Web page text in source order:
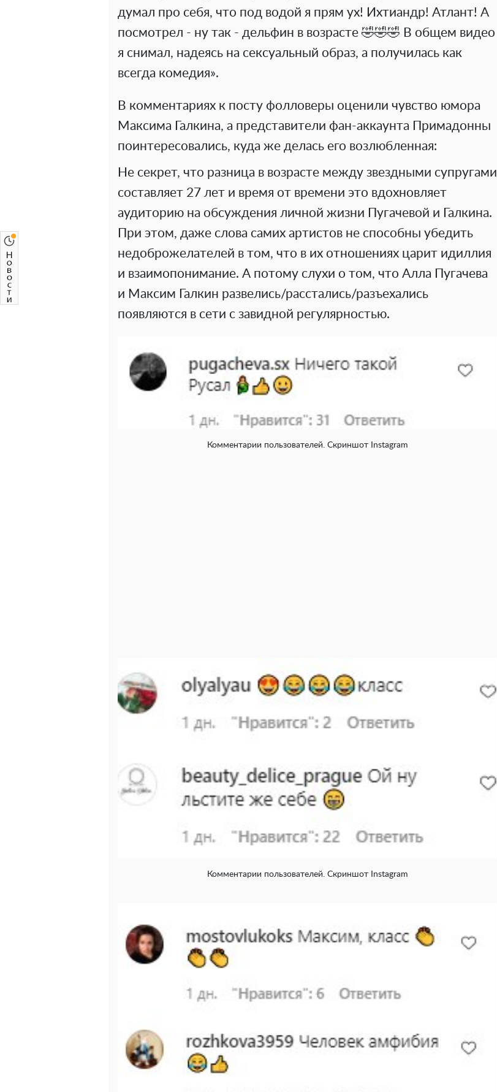
думал про себя, что под водой я прям ух! Ихтиандр! Атлант! А
посмотрел - ну так - дельфин в возрасте 🤣🤣🤣 В общем видео
я снимал, надеясь на сексуальный образ, а получилась как
всегда комедия».
В комментариях к посту фолловеры оценили чувство юмора
Максима Галкина, а представители фан-аккаунта Примадонны
поинтересовались, куда же делась его возлюбленная:
Не секрет, что разница в возрасте между звездными супругами
составляет 27 лет и время от времени это вдохновляет
аудиторию на обсуждения личной жизни Пугачевой и Галкина.
При этом, даже слова самих артистов не способны убедить
недоброжелателей в том, что в их отношениях царит идиллия
и взаимопонимание. А потому слухи о том, что Алла Пугачева
и Максим Галкин развелись/расстались/разъехались
появляются в сети с завидной регулярностью.
Комментарии пользователей. Скриншот Instagram
Комментарии пользователей. Скриншот Instagram